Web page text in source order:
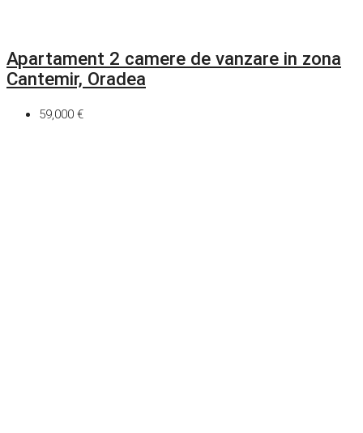
Apartament 2 camere de vanzare in zona
Cantemir, Oradea
59,000 €